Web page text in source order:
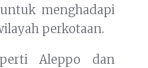
menghadapi
perkotaan.
Aleppo dan